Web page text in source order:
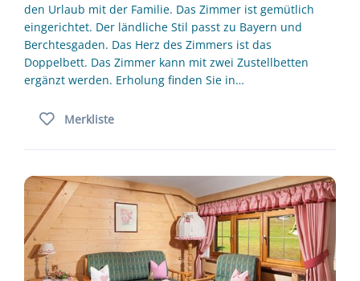
den Urlaub mit der Familie. Das Zimmer ist gemütlich
eingerichtet. Der ländliche Stil passt zu Bayern und
Berchtesgaden. Das Herz des Zimmers ist das
Doppelbett. Das Zimmer kann mit zwei Zustellbetten
ergänzt werden. Erholung finden Sie in…
Merkliste